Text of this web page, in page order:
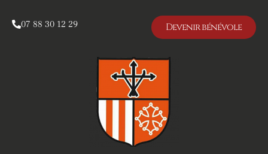
07 88 30 12 29 Devenir bénévole